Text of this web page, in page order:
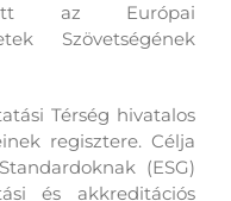
az Európai
Szövetségének
Térség hivatalos
regisztere. Célja
(ESG)
és akkreditációs